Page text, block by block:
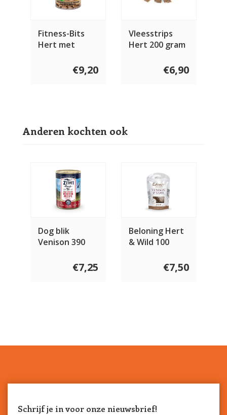
Fitness-Bits
Hert met
400 gram€9,20
Vleesstrips
Hert 200 gram
€6,90
Anderen kochten ook
Dog blik
Venison 390
€7,25
Beloning Hert
& Wild 100
€7,50
Schrijf je in voor onze nieuwsbrief!